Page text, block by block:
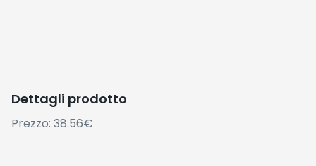
Dettagli prodotto
Prezzo: 38.56€